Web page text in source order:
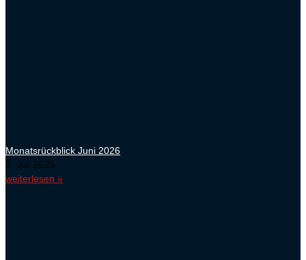
Monatsrückblick Juni 2026
2. Juli 2026
weiterlesen »